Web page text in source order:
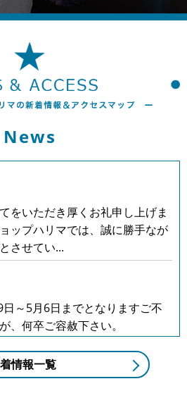
News
をいただき厚くお礼申し上げま
ップハリマでは、誠に勝手なが
させてい...
～5月6日までとなりますご不
、何卒ご容赦下さい。
せ
情報一覧